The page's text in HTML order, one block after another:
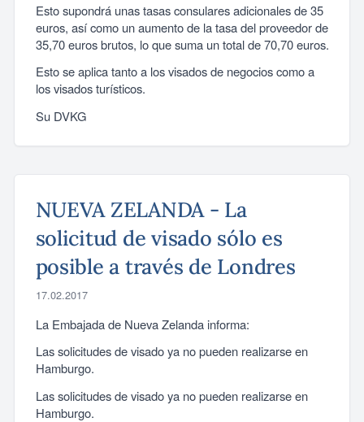
Esto supondrá unas tasas consulares adicionales de 35
euros, así como un aumento de la tasa del proveedor de
35,70 euros brutos, lo que suma un total de 70,70 euros.
Esto se aplica tanto a los visados de negocios como a
los visados turísticos.
Su DVKG
NUEVA ZELANDA - La
solicitud de visado sólo es
posible a través de Londres
17.02.2017
La Embajada de Nueva Zelanda informa:
Las solicitudes de visado ya no pueden realizarse en
Hamburgo.
Las solicitudes de visado ya no pueden realizarse en
Hamburgo.